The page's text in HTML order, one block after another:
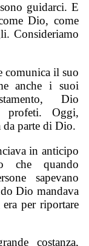
guidarci. E
Dio, come
Consideriamo
comunica il suo
anche i suoi
Dio
profeti. Oggi,
da parte di Dio.
in anticipo
che quando
sapevano
Dio mandava
per riportare
costanza,